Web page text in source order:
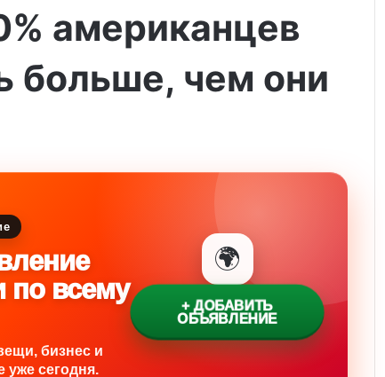
американцев
больше, чем они
по всему
бизнес и
уже сегодня.
🌍
+ ДОБАВИТЬ
ОБЪЯВЛЕНИЕ